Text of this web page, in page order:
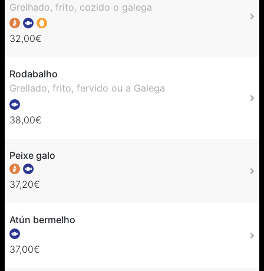
Grelhado, frito, cozido o galega
32,00€
Rodabalho
Grellado, frito, fervido ou a Galega
38,00€
Peixe galo
37,20€
Atún bermelho
37,00€